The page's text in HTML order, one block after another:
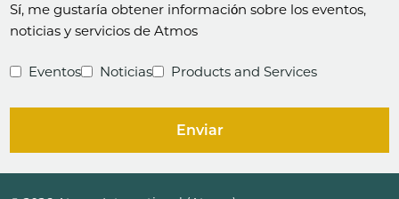
Sí, me gustaría obtener información sobre los eventos,
noticias y servicios de Atmos
Eventos Noticias Products and Services
Enviar